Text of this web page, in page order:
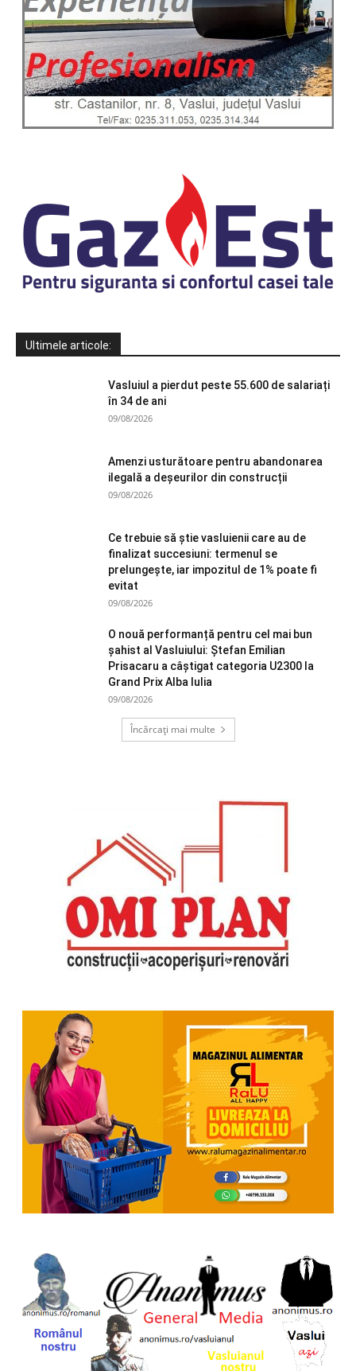
Ultimele articole:
Vasluiul a pierdut peste 55.600 de salariați
în 34 de ani
09/08/2026
Amenzi usturătoare pentru abandonarea
ilegală a deșeurilor din construcții
09/08/2026
Ce trebuie să știe vasluienii care au de
finalizat succesiuni: termenul se
prelungește, iar impozitul de 1% poate fi
evitat
09/08/2026
O nouă performanță pentru cel mai bun
șahist al Vasluiului: Ștefan Emilian
Prisacaru a câștigat categoria U2300 la
Grand Prix Alba Iulia
09/08/2026
Încărcați mai multe